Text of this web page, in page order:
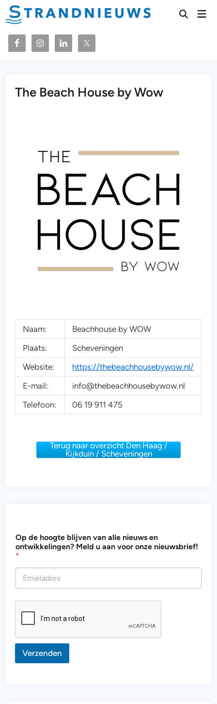
naar
inhoud
Zoeken
The Beach House by Wow
Naam:
Beachhouse by WOW
Plaats:
Scheveningen
Website:
https://thebeachhousebywow.nl/
E-mail:
info@thebeachhousebywow.nl
Telefoon:
06 19 911 475
Terug naar overzicht Den Haag /
Kijkduin / Scheveningen
l
l
e
u
n
Op de hoogte blijven van alle nieuws en
ontwikkelingen? Meld u aan voor onze nieuwsbrief!
*
Verzenden